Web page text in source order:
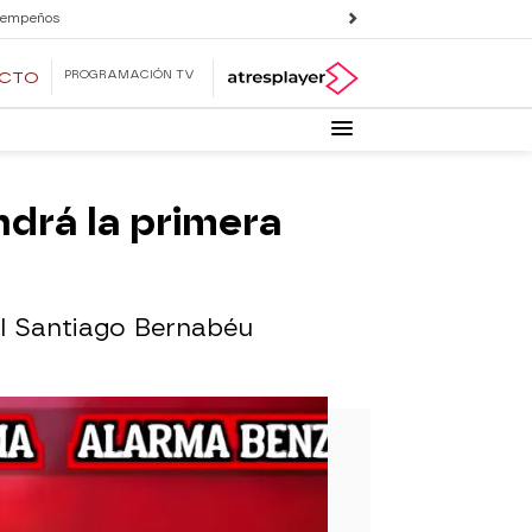
PROGRAMACIÓN TV
la primera
Bernabéu